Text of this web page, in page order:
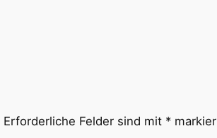
Erforderliche Felder sind mit *